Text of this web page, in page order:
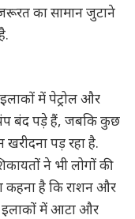
जरूरत का सामान जुटाने
में पेट्रोल और
बंद पड़े हैं, जबकि कुछ
पड़ रहा है.
ने भी लोगों की
कहना है कि राशन और
इलाकों में आटा और